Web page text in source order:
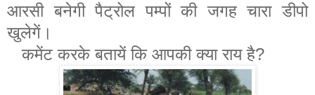
आरसी बनेगी पैट्रोल पम्पों की जगह चारा डीपो
खुलेगें।
कमेंट करके बतायें कि आपकी क्या राय है?